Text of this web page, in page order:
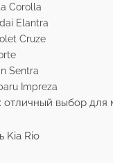
Corolla
Elantra
Cruze
Sentra
Impreza
отличный выбор для
Kia Rio